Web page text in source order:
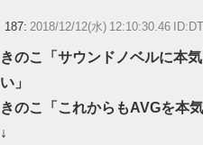
187: 2018/12/12(水) 12:10:30.46
きのこ「サウンドノベルに本
い」
きのこ「これからもAVGを本
↓